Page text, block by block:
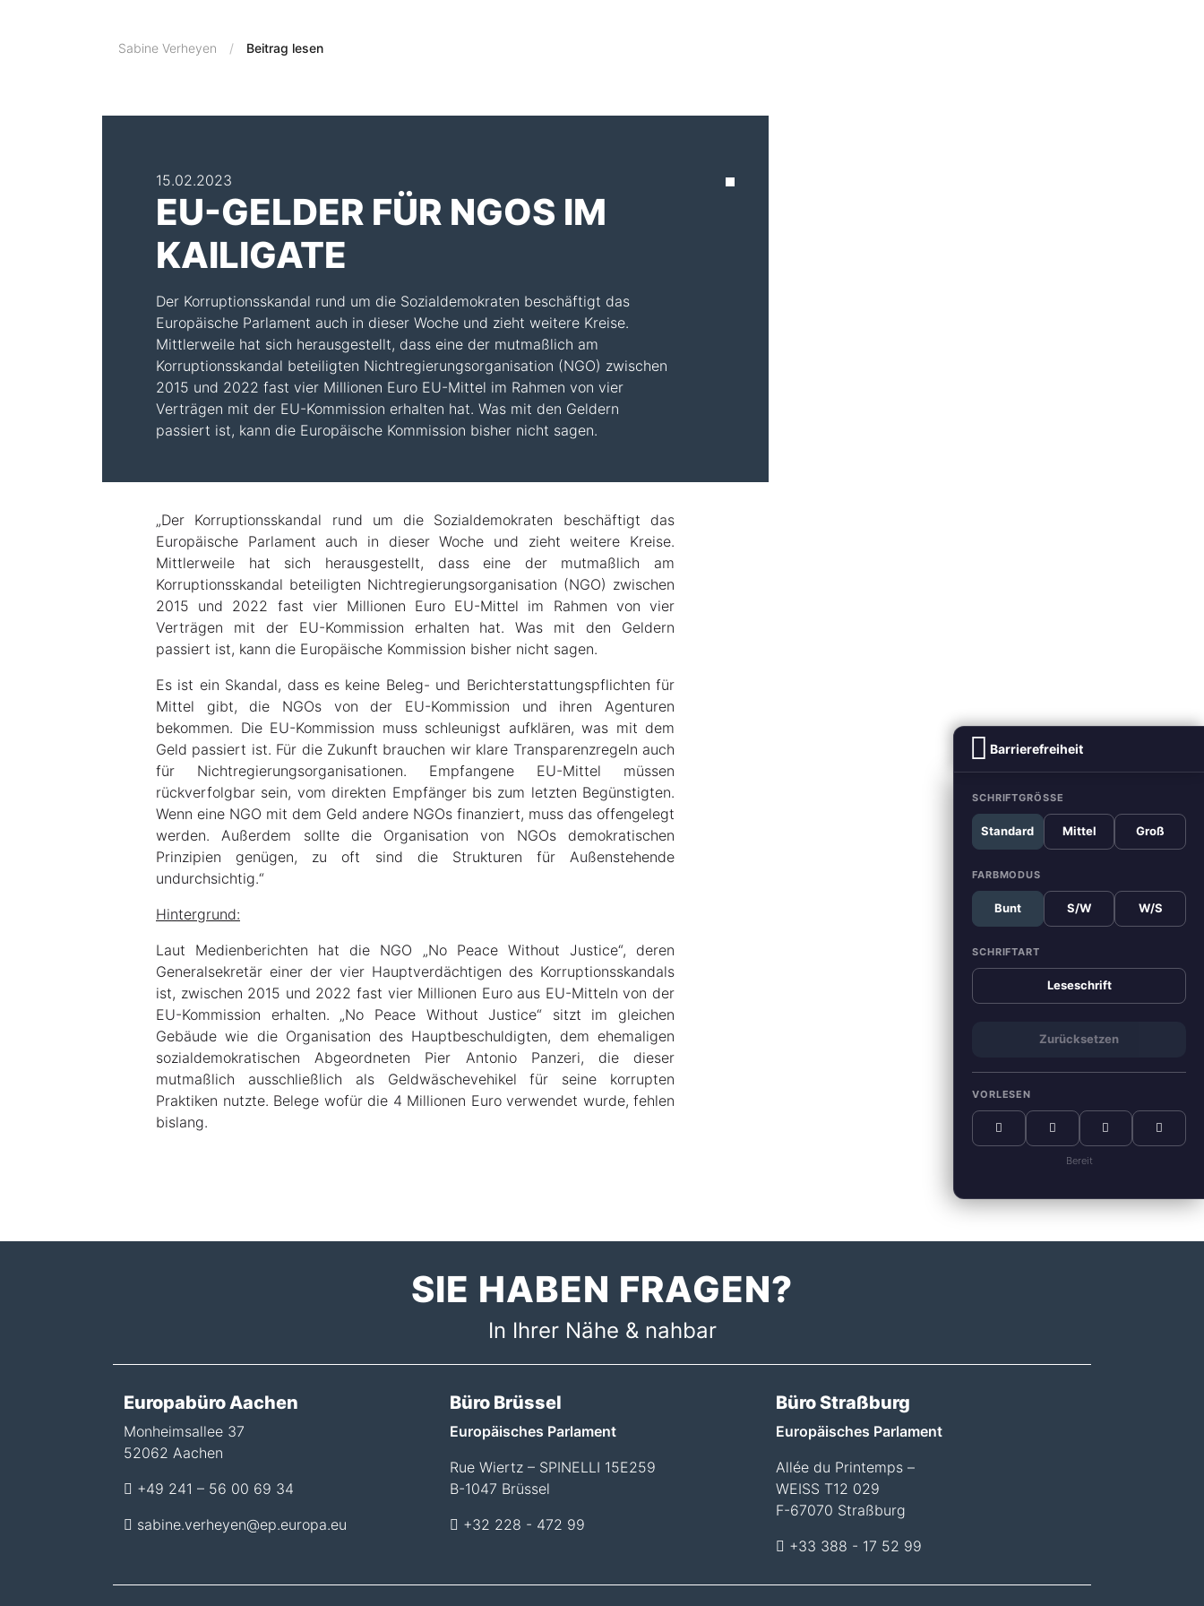
Barrierefreiheit
SCHRIFTGRÖSSE
Standard Mittel Groß
FARBMODUS
Bunt S/W W/S
SCHRIFTART
Leseschrift
Zurücksetzen
VORLESEN
Bereit
Sabine Verheyen Beitrag lesen
15.02.2023
EU-GELDER FÜR NGOS IM
KAILIGATE
Der Korruptionsskandal rund um die Sozialdemokraten beschäftigt das
Europäische Parlament auch in dieser Woche und zieht weitere Kreise.
Mittlerweile hat sich herausgestellt, dass eine der mutmaßlich am
Korruptionsskandal beteiligten Nichtregierungsorganisation (NGO) zwischen
2015 und 2022 fast vier Millionen Euro EU-Mittel im Rahmen von vier
Verträgen mit der EU-Kommission erhalten hat. Was mit den Geldern
passiert ist, kann die Europäische Kommission bisher nicht sagen.
„Der Korruptionsskandal rund um die Sozialdemokraten beschäftigt das
Europäische Parlament auch in dieser Woche und zieht weitere Kreise.
Mittlerweile hat sich herausgestellt, dass eine der mutmaßlich am
Korruptionsskandal beteiligten Nichtregierungsorganisation (NGO) zwischen
2015 und 2022 fast vier Millionen Euro EU-Mittel im Rahmen von vier
Verträgen mit der EU-Kommission erhalten hat. Was mit den Geldern
passiert ist, kann die Europäische Kommission bisher nicht sagen.
Es ist ein Skandal, dass es keine Beleg- und Berichterstattungspflichten für
Mittel gibt, die NGOs von der EU-Kommission und ihren Agenturen
bekommen. Die EU-Kommission muss schleunigst aufklären, was mit dem
Geld passiert ist. Für die Zukunft brauchen wir klare Transparenzregeln auch
für Nichtregierungsorganisationen. Empfangene EU-Mittel müssen
rückverfolgbar sein, vom direkten Empfänger bis zum letzten Begünstigten.
Wenn eine NGO mit dem Geld andere NGOs finanziert, muss das offengelegt
werden. Außerdem sollte die Organisation von NGOs demokratischen
Prinzipien genügen, zu oft sind die Strukturen für Außenstehende
undurchsichtig.“
Hintergrund:
Laut Medienberichten hat die NGO „No Peace Without Justice“, deren
Generalsekretär einer der vier Hauptverdächtigen des Korruptionsskandals
ist, zwischen 2015 und 2022 fast vier Millionen Euro aus EU-Mitteln von der
EU-Kommission erhalten. „No Peace Without Justice“ sitzt im gleichen
Gebäude wie die Organisation des Hauptbeschuldigten, dem ehemaligen
sozialdemokratischen Abgeordneten Pier Antonio Panzeri, die dieser
mutmaßlich ausschließlich als Geldwäschevehikel für seine korrupten
Praktiken nutzte. Belege wofür die 4 Millionen Euro verwendet wurde, fehlen
bislang.
SIE HABEN FRAGEN?
In Ihrer Nähe & nahbar
Europabüro Aachen
Monheimsallee 37
52062 Aachen
+49 241 – 56 00 69 34
sabine.verheyen@ep.europa.eu
Büro Brüssel
Europäisches Parlament
Rue Wiertz – SPINELLI 15E259
B-1047 Brüssel
+32 228 - 472 99
Büro Straßburg
Europäisches Parlament
Allée du Printemps –
WEISS T12 029
F-67070 Straßburg
+33 388 - 17 52 99